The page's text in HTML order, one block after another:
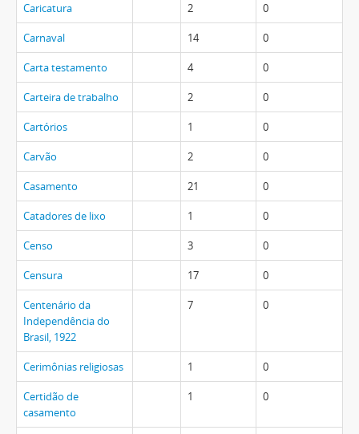
Caricatura 2 0
Carnaval 14 0
Carta testamento 4 0
Carteira de trabalho 2 0
Cartórios 1 0
Carvão 2 0
Casamento 21 0
Catadores de lixo 1 0
Censo 3 0
Censura 17 0
Centenário da
Independência do
Brasil, 1922
7 0
Cerimônias religiosas 1 0
Certidão de
casamento
1 0